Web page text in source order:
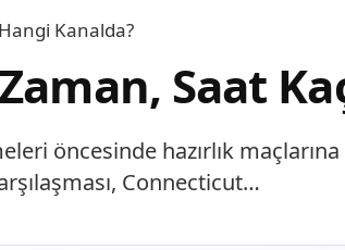
Kanalda?
Saat
öncesinde hazırlık
Connecticut…